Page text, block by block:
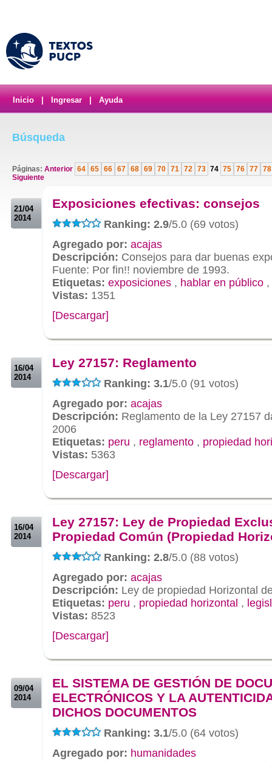
Inicio Ingresar Ayuda
Búsqueda
Páginas: Anterior 64 65 66 67 68 69 70 71 72 73 74 75 76 77 78
Siguiente
21/04
2014
Exposiciones efectivas: consejos
Ranking: 2.9/5.0 (69 votos)
Agregado por: acajas
Descripción: Consejos para dar buenas
Fuente: Por fin!! noviembre de 1993.
Etiquetas: exposiciones , hablar en público ,
Vistas: 1351
[Descargar]
16/04
2014
Ley 27157: Reglamento
Ranking: 3.1/5.0 (91 votos)
Agregado por: acajas
Descripción: Reglamento de la Ley 27157
2006
Etiquetas: peru , reglamento , propiedad
Vistas: 5363
[Descargar]
16/04
2014
Ley 27157: Ley de Propiedad
Propiedad Común (Propiedad
Ranking: 2.8/5.0 (88 votos)
Agregado por: acajas
Descripción: Ley de propiedad Horizontal
Etiquetas: peru , propiedad horizontal ,
Vistas: 8523
[Descargar]
09/04
2014
EL SISTEMA DE GESTIÓN DE
ELECTRÓNICOS Y LA
DICHOS DOCUMENTOS
Ranking: 3.1/5.0 (64 votos)
Agregado por: humanidades